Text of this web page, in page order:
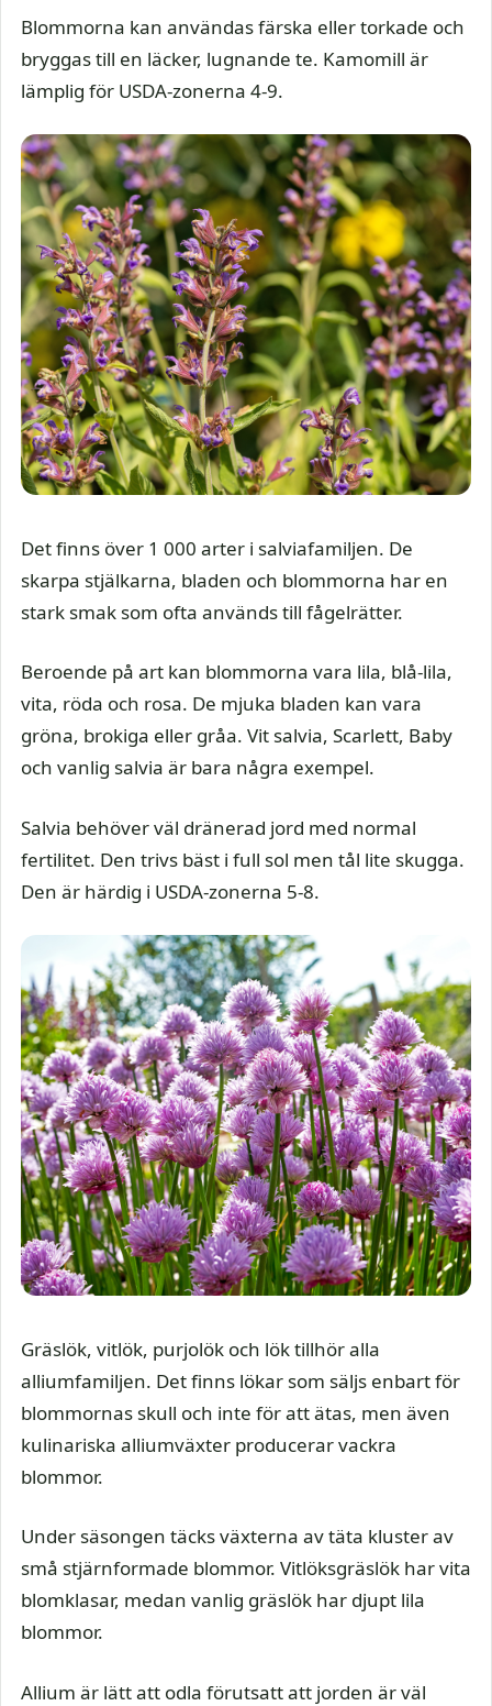
Blommorna kan användas färska eller torkade och
bryggas till en läcker, lugnande te. Kamomill är
lämplig för USDA-zonerna 4-9.
Det finns över 1 000 arter i salviafamiljen. De
skarpa stjälkarna, bladen och blommorna har en
stark smak som ofta används till fågelrätter.
Beroende på art kan blommorna vara lila, blå-lila,
vita, röda och rosa. De mjuka bladen kan vara
gröna, brokiga eller gråa. Vit salvia, Scarlett, Baby
och vanlig salvia är bara några exempel.
Salvia behöver väl dränerad jord med normal
fertilitet. Den trivs bäst i full sol men tål lite skugga.
Den är härdig i USDA-zonerna 5-8.
Gräslök, vitlök, purjolök och lök tillhör alla
alliumfamiljen. Det finns lökar som säljs enbart för
blommornas skull och inte för att ätas, men även
kulinariska alliumväxter producerar vackra
blommor.
Under säsongen täcks växterna av täta kluster av
små stjärnformade blommor. Vitlöksgräslök har vita
blomklasar, medan vanlig gräslök har djupt lila
blommor.
Allium är lätt att odla förutsatt att jorden är väl